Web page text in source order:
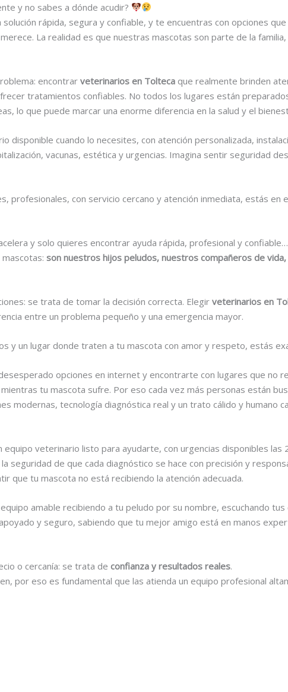
y no sabes a dónde acudir?
rápida, segura y confiable, y te encuentras con opciones
La realidad es que nuestras mascotas son parte de la
encontrarveterinarios en Tolteca que realmente brinden
tratamientos confiables. No todos los lugares están
lo que puede marcar una enorme diferencia en la salud y el
disponible cuando lo necesites, con atención personalizada,
vacunas, estética y urgencias. Imagina sentir seguridad
profesionales, con servicio cercano y atención inmediata, estás en
y solo quieres encontrar ayuda rápida, profesional y
son nuestros hijos peludos, nuestros compañeros de
se trata de tomar la decisión correcta. Elegir veterinarios en
entre un problema pequeño y una emergencia mayor.
y un lugar donde traten a tu mascota con amor y respeto, estás
opciones en internet y encontrarte con lugares que no
tu mascota sufre. Por eso cada vez más personas están
modernas, tecnología diagnóstica real y un trato cálido y humano
equipo veterinario listo para ayudarte, con urgencias disponibles las
seguridad de que cada diagnóstico se hace con precisión y
que tu mascota no está recibiendo la atención adecuada.
amable recibiendo a tu peludo por su nombre, escuchando
y seguro, sabiendo que tu mejor amigo está en manos
o cercanía: se trata de confianza y resultados reales.
por eso es fundamental que las atienda un equipo profesional